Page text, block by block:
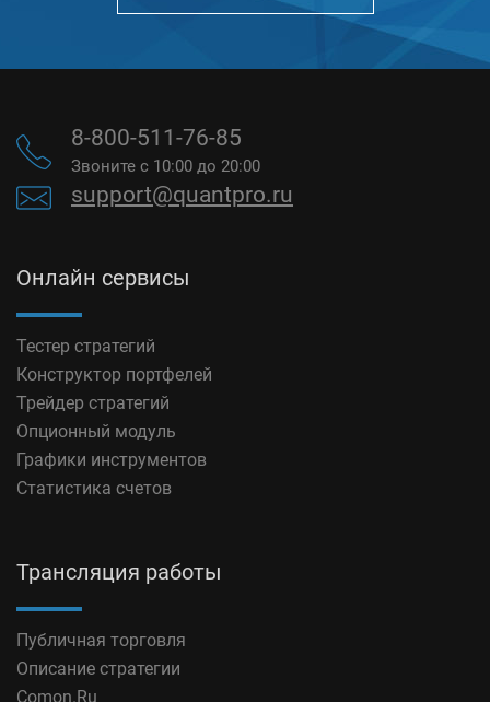
8-800-511-76-85
Звоните с 10:00 до 20:00
support@quantpro.ru
Онлайн сервисы
Тестер стратегий
Конструктор портфелей
Трейдер стратегий
Опционный модуль
Графики инструментов
Статистика счетов
Трансляция работы
Публичная торговля
Описание стратегии
Comon.Ru